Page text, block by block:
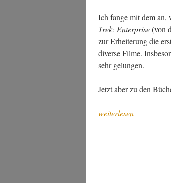
Ich fan­ge mit dem an,
Trek: Enter­pri­se(von
zur Erhei­te­rung die
diver­se Fil­me.
sehr gelungen.
Jetzt aber zu den
„Im
weiterlesen